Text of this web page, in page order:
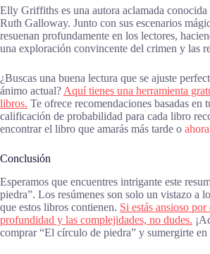
Elly Griffiths es una autora aclamada conocida
Ruth Galloway. Junto con sus escenarios
resuenan profundamente en los lectores,
una exploración convincente del crimen y las
¿Buscas una buena lectura que se ajuste
ánimo actual? Aquí tienes una herramienta
libros. Te ofrece recomendaciones basadas en
calificación de probabilidad para cada libro
encontrar el libro que amarás más tarde o
Conclusión
Esperamos que encuentres intrigante este
piedra”. Los resúmenes son solo un vistazo a
que estos libros contienen. Si estás ansioso
profundidad y las complejidades, no dudes.
comprar “El círculo de piedra” y sumergirte en